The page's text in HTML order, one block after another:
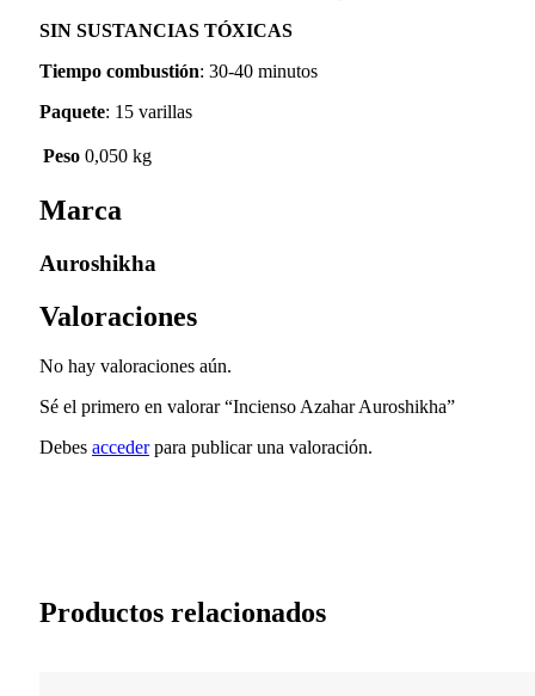
SIN SUSTANCIAS TÓXICAS
Tiempo combustión: 30-40 minutos
Paquete: 15 varillas
Peso 0,050 kg
Marca
Auroshikha
Valoraciones
No hay valoraciones aún.
Sé el primero en valorar “Incienso Azahar Auroshikha”
Debes accederpara publicar una valoración.
Productos relacionados